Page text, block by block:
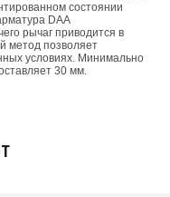
состоянии
DAA
рычаг приводится в
метод позволяет
условиях. Минимально
30 мм.